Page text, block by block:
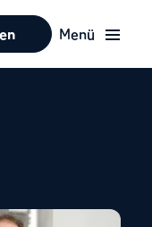
Menü